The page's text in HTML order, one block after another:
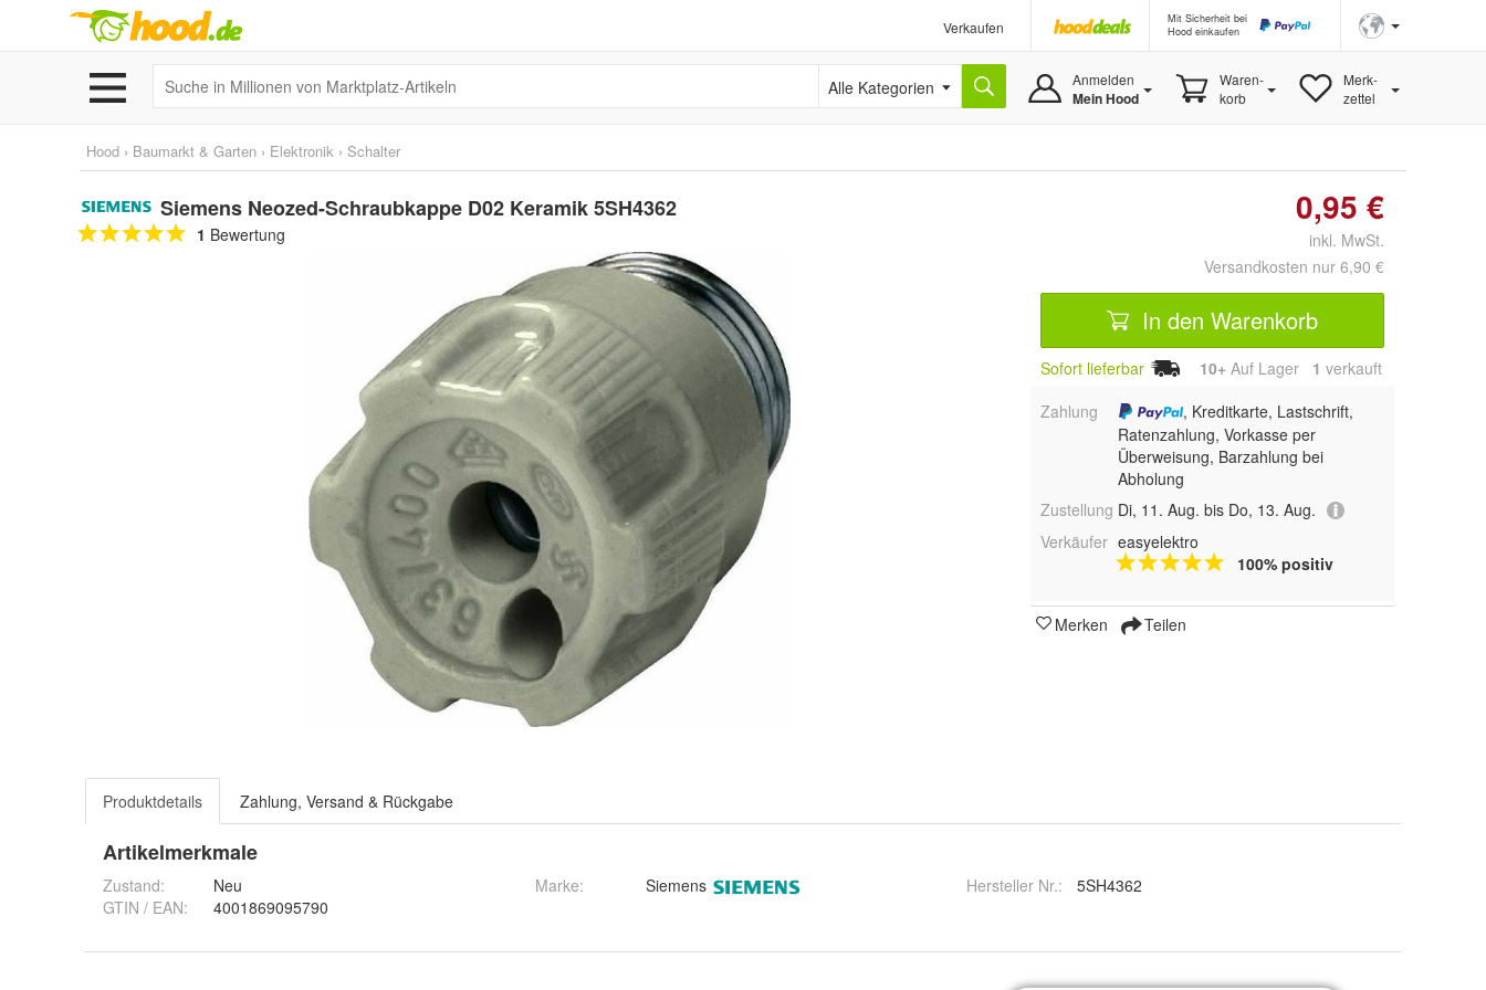
Verkaufen
Mit Sicherheit bei
Hood einkaufen
Alle Kategorien Anmelden
Mein Hood
Waren-
korb
Merk-
zettel
Hood › Baumarkt & Garten › Elektronik › Schalter
Siemens Neozed-Schraubkappe D02 Keramik 5SH4362
1 Bewertung
0,95 €
inkl. MwSt.
Versandkosten nur 6,90 €
In den Warenkorb
Sofort lieferbar 10+ Auf Lager 1 verkauft
Zahlung
, Kreditkarte, Lastschrift,
Ratenzahlung, Vorkasse per
Überweisung, Barzahlung bei
Abholung
Zustellung Di, 11. Aug. bis Do, 13. Aug.
Verkäufer easyelektro
100% positiv
Merken Teilen
Produktdetails Zahlung, Versand & Rückgabe
Artikelmerkmale
Zustand:
Neu
GTIN / EAN:
4001869095790
Marke: Siemens Hersteller Nr.: 5SH4362